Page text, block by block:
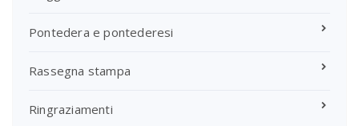
Pontedera e pontederesi
Rassegna stampa
Ringraziamenti